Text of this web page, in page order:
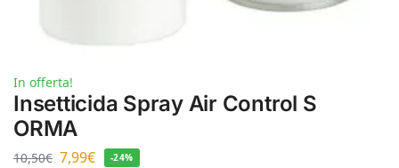
In offerta!
Insetticida Spray Air Control S
ORMA
10,50€ 7,99€ -24%